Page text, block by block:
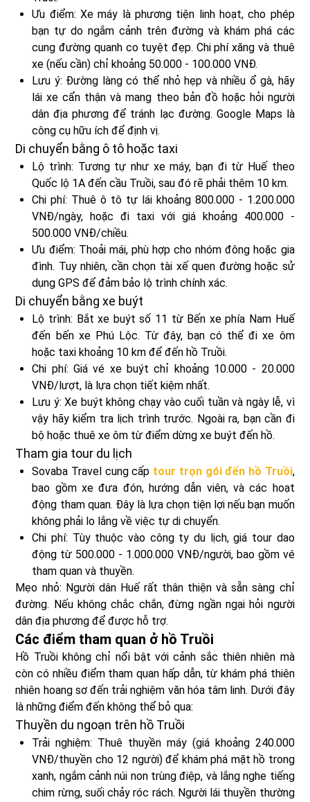
Ưu điểm: Xe máy là phương tiện linh hoạt, cho phép
bạn tự do ngắm cảnh trên đường và khám phá các
cung đường quanh co tuyệt đẹp. Chi phí xăng và thuê
xe (nếu cần) chỉ khoảng 50.000 - 100.000 VNĐ.
Lưu ý: Đường làng có thể nhỏ hẹp và nhiều ổ gà, hãy
lái xe cẩn thận và mang theo bản đồ hoặc hỏi người
dân địa phương để tránh lạc đường. Google Maps là
công cụ hữu ích để định vị.
Di chuyển bằng ô tô hoặc taxi
Lộ trình: Tương tự như xe máy, bạn đi từ Huế theo
Quốc lộ 1A đến cầu Truồi, sau đó rẽ phải thêm 10 km.
Chi phí: Thuê ô tô tự lái khoảng 800.000 - 1.200.000
VNĐ/ngày, hoặc đi taxi với giá khoảng 400.000 -
500.000 VNĐ/chiều.
Ưu điểm: Thoải mái, phù hợp cho nhóm đông hoặc gia
đình. Tuy nhiên, cần chọn tài xế quen đường hoặc sử
dụng GPS để đảm bảo lộ trình chính xác.
Di chuyển bằng xe buýt
Lộ trình: Bắt xe buýt số 11 từ Bến xe phía Nam Huế
đến bến xe Phú Lộc. Từ đây, bạn có thể đi xe ôm
hoặc taxi khoảng 10 km để đến hồ Truồi.
Chi phí: Giá vé xe buýt chỉ khoảng 10.000 - 20.000
VNĐ/lượt, là lựa chọn tiết kiệm nhất.
Lưu ý: Xe buýt không chạy vào cuối tuần và ngày lễ, vì
vậy hãy kiểm tra lịch trình trước. Ngoài ra, bạn cần đi
bộ hoặc thuê xe ôm từ điểm dừng xe buýt đến hồ.
Tham gia tour du lịch
Sovaba Travel cung cấp tour trọn gói đến hồ Truồi,
bao gồm xe đưa đón, hướng dẫn viên, và các hoạt
động tham quan. Đây là lựa chọn tiện lợi nếu bạn muốn
không phải lo lắng về việc tự di chuyển.
Chi phí: Tùy thuộc vào công ty du lịch, giá tour dao
động từ 500.000 - 1.000.000 VNĐ/người, bao gồm vé
tham quan và thuyền.
Mẹo nhỏ: Người dân Huế rất thân thiện và sẵn sàng chỉ
đường. Nếu không chắc chắn, đừng ngần ngại hỏi người
dân địa phương để được hỗ trợ.
Các điểm tham quan ở hồ Truồi
Hồ Truồi không chỉ nổi bật với cảnh sắc thiên nhiên mà
còn có nhiều điểm tham quan hấp dẫn, từ khám phá thiên
nhiên hoang sơ đến trải nghiệm văn hóa tâm linh. Dưới đây
là những điểm đến không thể bỏ qua:
Thuyền du ngoạn trên hồ Truồi
Trải nghiệm: Thuê thuyền máy (giá khoảng 240.000
VNĐ/thuyền cho 12 người) để khám phá mặt hồ trong
xanh, ngắm cảnh núi non trùng điệp, và lắng nghe tiếng
chim rừng, suối chảy róc rách. Người lái thuyền thường